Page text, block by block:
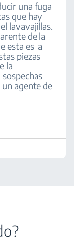
una fuga
que hay
lavavajillas.
de la
esta es la
piezas
la
agente de